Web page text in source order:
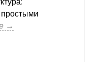
простыми
→